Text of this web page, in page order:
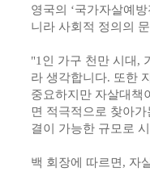
영국의 ‘국가자살예
니라 사회적 정의의
"1인 가구 천만 시대,
라 생각합니다. 또한
중요하지만 자살대책
면 적극적으로 찾아
결이 가능한 규모로
백 회장에 따르면, 자